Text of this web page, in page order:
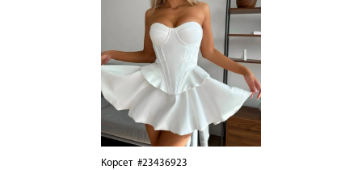
Корсет#23436923